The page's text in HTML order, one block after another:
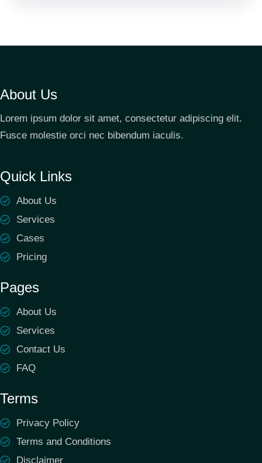
About Us
Lorem ipsum dolor sit amet, consectetur adipiscing elit.
Fusce molestie orci nec bibendum iaculis.
Quick Links
About Us
Services
Cases
Pricing
Pages
About Us
Services
Contact Us
FAQ
Terms
Privacy Policy
Terms and Conditions
Disclaimer